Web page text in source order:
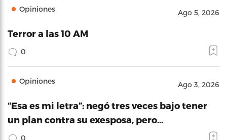
Opiniones Ago 5, 2026
Terror a las 10 AM
0
Opiniones Ago 3, 2026
“Esa es mi letra”: negó tres veces bajo tener
un plan contra su exesposa, pero…
0